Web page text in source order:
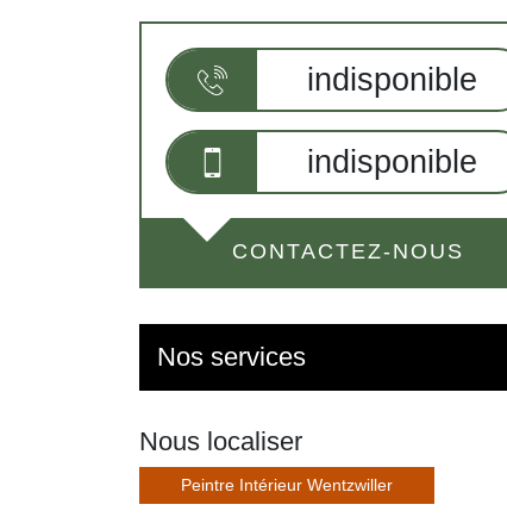
indisponible
indisponible
CONTACTEZ-NOUS
Nos services
Nous localiser
Peintre Intérieur Wentzwiller